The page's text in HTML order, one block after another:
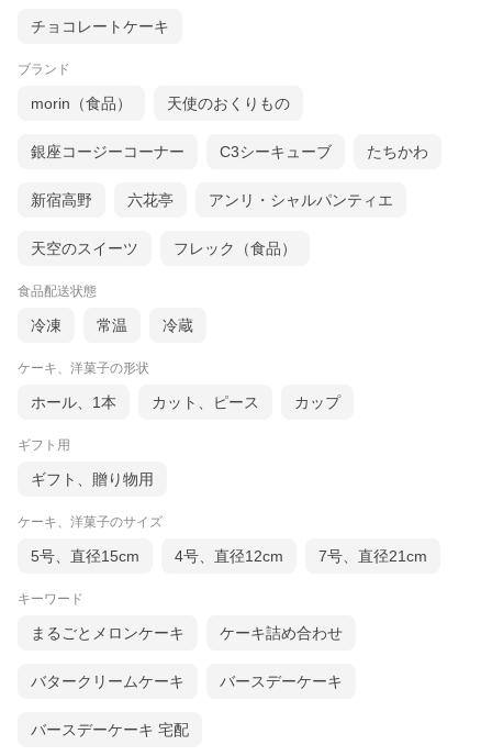
チョコレートケーキ
ブランド
morin（食品） 天使のおくりもの
銀座コージーコーナー C3シーキューブ たちかわ
新宿高野 六花亭 アンリ・シャルパンティエ
天空のスイーツ フレック（食品）
食品配送状態
冷凍 常温 冷蔵
ケーキ、洋菓子の形状
ホール、1本 カット、ピース カップ
ギフト用
ギフト、贈り物用
ケーキ、洋菓子のサイズ
5号、直径15cm 4号、直径12cm 7号、直径21cm
キーワード
まるごとメロンケーキ ケーキ詰め合わせ
バタークリームケーキ バースデーケーキ
バースデーケーキ 宅配